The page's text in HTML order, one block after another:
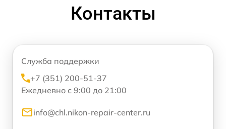
Контакты
Служба поддержки
+7 (351) 200-51-37
Ежедневно с 9:00 до 21:00
info@chl.nikon-repair-center.ru